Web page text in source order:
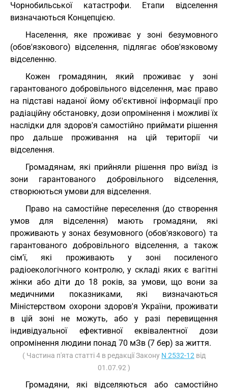
Чорнобильської катастрофи. Етапи відселення
визначаються Концепцією.
Населення, яке проживає у зоні безумовного
(обов'язкового) відселення, підлягає обов'язковому
відселенню.
Кожен громадянин, який проживає у зоні
гарантованого добровільного відселення, має право
на підставі наданої йому об'єктивної інформації про
радіаційну обстановку, дози опромінення і можливі їх
наслідки для здоров'я самостійно приймати рішення
про дальше проживання на цій території чи
відселення.
Громадянам, які прийняли рішення про виїзд із
зони гарантованого добровільного відселення,
створюються умови для відселення.
Право на самостійне переселення (до створення
умов для відселення) мають громадяни, які
проживають у зонах безумовного (обов'язкового) та
гарантованого добровільного відселення, а також
сім'ї, які проживають у зоні посиленого
радіоекологічного контролю, у складі яких є вагітні
жінки або діти до 18 років, за умови, що вони за
медичними показниками, які визначаються
Міністерством охорони здоров'я України, проживати
в цій зоні не можуть, або у разі перевищення
індивідуальної ефективної еквівалентної дози
опромінення людини понад 70 мЗв (7 бер) за життя.
( Частина п'ята статті 4 в редакції Закону N 2532-12 від
01.07.92 )
Громадяни, які відселяються або самостійно